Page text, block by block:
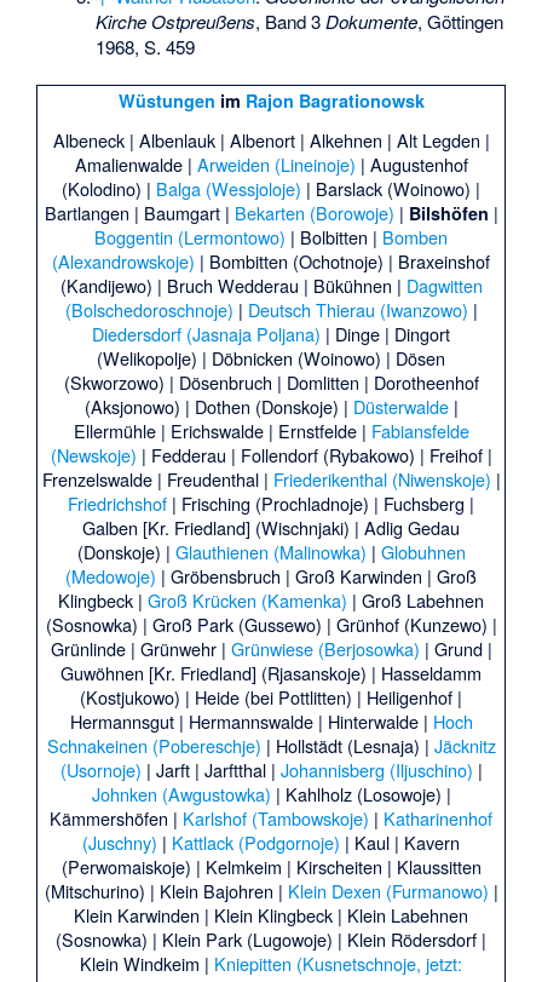
Kirche Ostpreußens, Band 3Dokumente, Göttingen
1968, S. 459
Wüstungen im Rajon Bagrationowsk
Albeneck| Albenlauk| Albenort| Alkehnen | Alt Legden |
Amalienwalde| Arweiden (Lineinoje) | Augustenhof
(Kolodino) | Balga (Wessjoloje) | Barslack (Woinowo) |
Bartlangen | Baumgart| Bekarten (Borowoje) | Bilshöfen |
Boggentin (Lermontowo) | Bolbitten | Bomben
(Alexandrowskoje) | Bombitten (Ochotnoje) | Braxeinshof
(Kandijewo) | Bruch Wedderau | Bükühnen | Dagwitten
(Bolschedoroschnoje) | Deutsch Thierau (Iwanzowo) |
Diedersdorf (Jasnaja Poljana) | Dinge | Dingort
(Welikopolje) | Döbnicken (Woinowo) | Dösen
(Skworzowo) | Dösenbruch | Domlitten | Dorotheenhof
(Aksjonowo) | Dothen (Donskoje) | Düsterwalde|
Ellermühle| Erichswalde| Ernstfelde| Fabiansfelde
(Newskoje) | Fedderau | Follendorf (Rybakowo) | Freihof|
Frenzelswalde| Freudenthal| Friederikenthal (Niwenskoje) |
Friedrichshof | Frisching (Prochladnoje) | Fuchsberg |
Galben [Kr. Friedland] (Wischnjaki) | Adlig Gedau
(Donskoje) | Glauthienen (Malinowka) | Globuhnen
(Medowoje) | Gröbensbruch | Groß Karwinden | Groß
Klingbeck | Groß Krücken (Kamenka) | Groß Labehnen
(Sosnowka) | Groß Park (Gussewo) | Grünhof (Kunzewo) |
Grünlinde| Grünwehr| Grünwiese (Berjosowka) | Grund|
Guwöhnen [Kr. Friedland] (Rjasanskoje) | Hasseldamm
(Kostjukowo) | Heide (bei Pottlitten) | Heiligenhof |
Hermannsgut| Hermannswalde| Hinterwalde| Hoch
Schnakeinen (Pobereschje) | Hollstädt (Lesnaja) | Jäcknitz
(Usornoje) | Jarft| Jarftthal| Johannisberg (Iljuschino) |
Johnken (Awgustowka) | Kahlholz (Losowoje) |
Kämmershöfen | Karlshof (Tambowskoje) | Katharinenhof
(Juschny) | Kattlack (Podgornoje) | Kaul | Kavern
(Perwomaiskoje) | Kelmkeim | Kirscheiten | Klaussitten
(Mitschurino) | Klein Bajohren | Klein Dexen (Furmanowo) |
Klein Karwinden | Klein Klingbeck | Klein Labehnen
(Sosnowka) | Klein Park (Lugowoje) | Klein Rödersdorf |
Klein Windkeim | Kniepitten (Kusnetschnoje, jetzt: